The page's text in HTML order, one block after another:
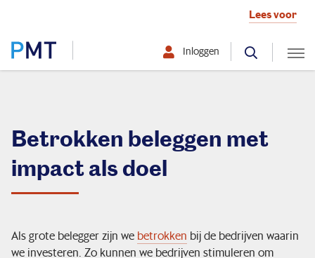
Lees voor
Werkgever
Inloggen
Betrokken beleggen met
impact als doel
Als grote belegger zijn we betrokken bij de bedrijven waarin
we investeren. Zo kunnen we bedrijven stimuleren om